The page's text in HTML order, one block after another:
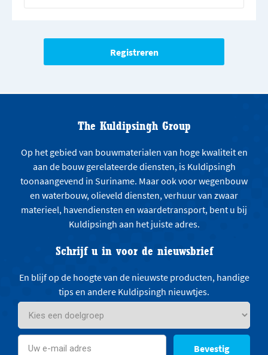
The Kuldipsingh Group
Op het gebied van bouwmaterialen van hoge kwaliteit en
aan de bouw gerelateerde diensten, is Kuldipsingh
toonaangevend in Suriname. Maar ook voor wegenbouw
en waterbouw, olieveld diensten, verhuur van zwaar
materieel, havendiensten en waardetransport, bent u bij
Kuldipsingh aan het juiste adres.
Schrijf u in voor de nieuwsbrief
En blijf op de hoogte van de nieuwste producten, handige
tips en andere Kuldipsingh nieuwtjes.
Bevestig